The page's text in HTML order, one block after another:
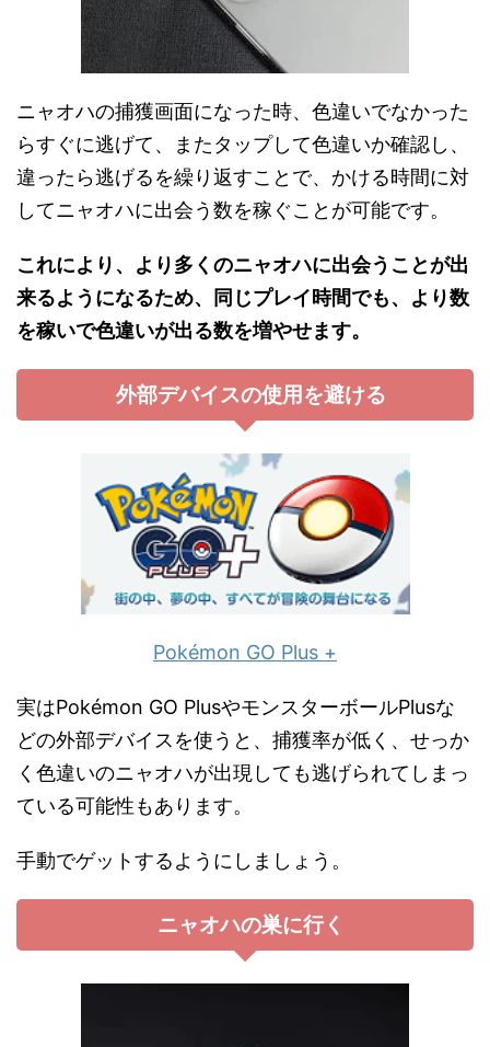
ニャオハの捕獲画面になった時、色違いでなかった
らすぐに逃げて、またタップして色違いか確認し、
違ったら逃げるを繰り返すことで、かける時間に対
してニャオハに出会う数を稼ぐことが可能です。
これにより、より多くのニャオハに出会うことが出
来るようになるため、同じプレイ時間でも、より数
を稼いで色違いが出る数を増やせます。
外部デバイスの使用を避ける
Pokémon GO Plus +
実はPokémon GO PlusやモンスターボールPlusな
どの外部デバイスを使うと、捕獲率が低く、せっか
く色違いのニャオハが出現しても逃げられてしまっ
ている可能性もあります。
手動でゲットするようにしましょう。
ニャオハの巣に行く